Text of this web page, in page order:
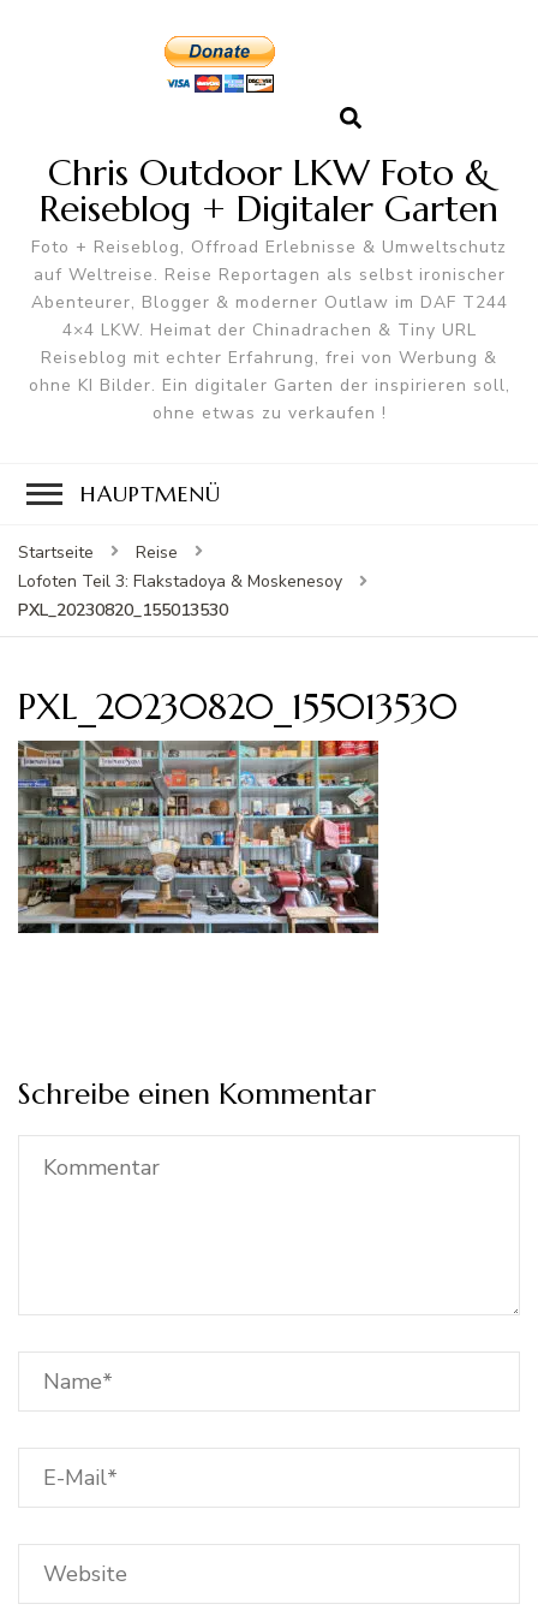
Chris Outdoor LKW Foto &
Reiseblog + Digitaler Garten
Foto + Reiseblog, Offroad Erlebnisse & Umweltschutz
auf Weltreise. Reise Reportagen als selbst ironischer
Abenteurer, Blogger & moderner Outlaw im DAF T244
4×4 LKW. Heimat der Chinadrachen & Tiny URL
Reiseblog mit echter Erfahrung, frei von Werbung &
ohne KI Bilder. Ein digitaler Garten der inspirieren soll,
ohne etwas zu verkaufen !
HAUPTMENÜ
Startseite
Reise
Lofoten Teil 3: Flakstadoya & Moskenesoy
PXL_20230820_155013530
PXL_20230820_155013530
Schreibe einen Kommentar